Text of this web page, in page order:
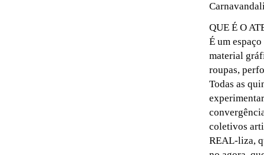
QUE É O
É um
material
roupas,
Todas as
coletivos
REAL-liza,